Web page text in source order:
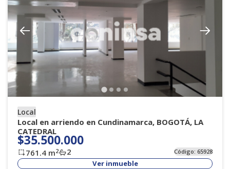
Local
Local en arriendo en Cundinamarca, BOGOTÁ, LA
CATEDRAL
$35.500.000
761.4m2 2 Código:65928
Ver inmueble